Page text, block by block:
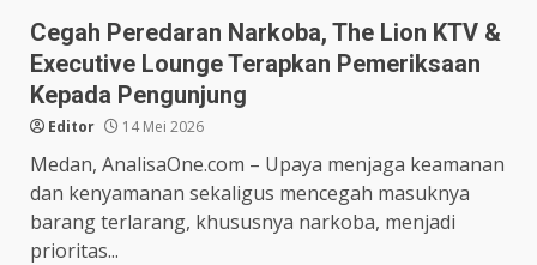
Cegah Peredaran Narkoba, The Lion KTV &
Executive Lounge Terapkan Pemeriksaan
Kepada Pengunjung
Editor 14 Mei 2026
Medan, AnalisaOne.com – Upaya menjaga keamanan
dan kenyamanan sekaligus mencegah masuknya
barang terlarang, khususnya narkoba, menjadi
prioritas...